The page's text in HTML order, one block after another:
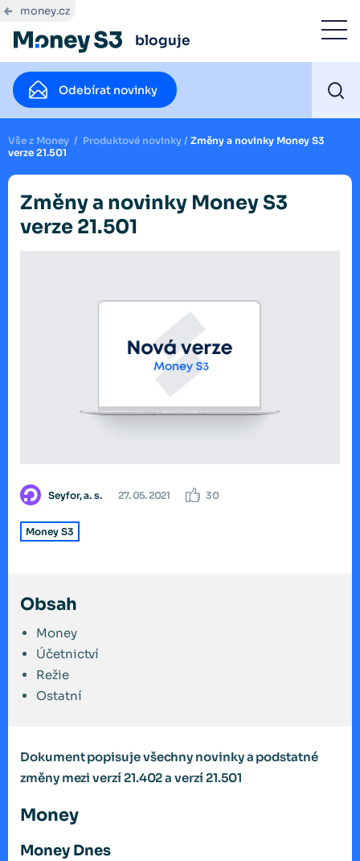
money.cz
bloguje
Odebírat novinky
Vše z Money / Produktové novinky / Změny a novinky Money S3
verze 21.501
Změny a novinky Money S3
verze 21.501
Seyfor, a. s. 27. 05. 2021 30
Money S3
Obsah
Money
Účetnictví
Režie
Ostatní
Dokument popisuje všechny novinky a podstatné
změny mezi verzí 21.402 a verzí 21.501
Money
Money Dnes